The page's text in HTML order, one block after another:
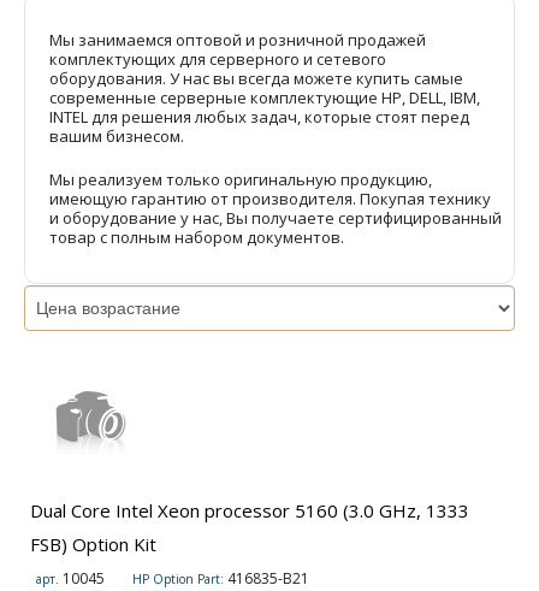
Мы занимаемся оптовой и розничной продажей
комплектующих для серверного и сетевого
оборудования. У нас вы всегда можете купить самые
современные серверные комплектующие HP, DELL, IBM,
INTEL для решения любых задач, которые стоят перед
вашим бизнесом.
Мы реализуем только оригинальную продукцию,
имеющую гарантию от производителя. Покупая технику
и оборудование у нас, Вы получаете сертифицированный
товар с полным набором документов.
Dual Core Intel Xeon processor 5160 (3.0 GHz, 1333
FSB) Option Kit
арт. 10045 HP Option Part: 416835-B21